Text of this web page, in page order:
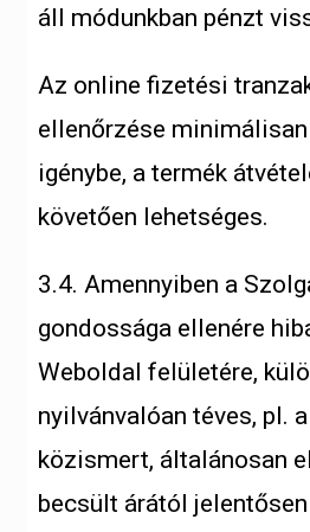
áll módunkban pénzt
Az online fizetési
ellenőrzése
igénybe, a termék
követően lehetséges.
3.4. Amennyiben a
gondossága ellenére
Weboldal felületére,
nyilvánvalóan téves, pl.
közismert, általánosan
becsült árától